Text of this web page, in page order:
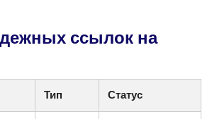
ссылок на
Тип Статус